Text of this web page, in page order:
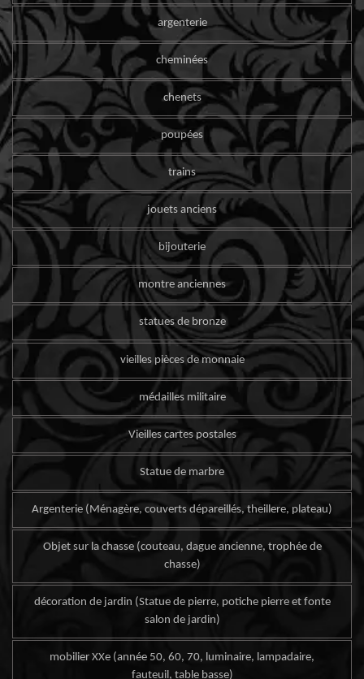
argenterie
cheminées
chenets
poupées
trains
jouets anciens
bijouterie
montre anciennes
statues de bronze
vieilles pièces de monnaie
médailles militaire
Vieilles cartes postales
Statue de marbre
Argenterie (Ménagère, couverts dépareillés, theillere, plateau)
Objet sur la chasse (couteau, dague ancienne, trophée de
chasse)
décoration de jardin (Statue de pierre, potiche pierre et fonte
salon de jardin)
mobilier XXe (année 50, 60, 70, luminaire, lampadaire,
fauteuil, table basse)